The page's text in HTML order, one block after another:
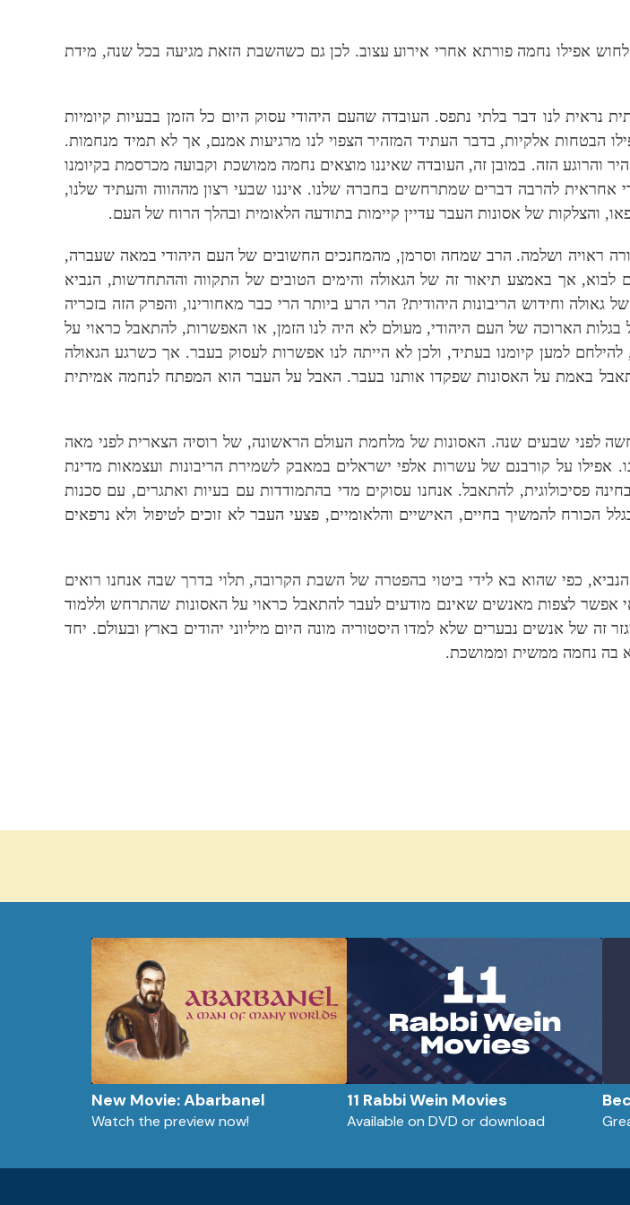
אפילו נחמה פורתא אחרי אירוע עצוב. לכן גם כשהשבת הזאת מגיעה בכל שנה, מידת
נראית לנו דבר בלתי נתפס. העובדה שהעם היהודי עסוק היום כל הזמן בבעיות קיומיות
הבטחות אלקיות, בדבר העתיד המזהיר הצפוי לנו מרגיעות אמנם, אך לא תמיד מנחמות.
והרוגע הזה. במובן זה, העובדה שאיננו מוצאים נחמה ממושכת וקבועה מכרסמת בקיומנו
אחראית להרבה דברים שמתרחשים בחברה שלנו. איננו שבעי רצון מההווה והעתיד שלנו,
והצלקות של אסונות העבר עדיין קיימות בתודעה הלאומית ובהלך הרוח של העם.
ראויה ושלמה. הרב שמחה וסרמן, מהמחנכים החשובים של העם היהודי במאה שעברה,
לבוא, אך באמצע תיאור זה של הגאולה והימים הטובים של התקווה וההתחדשות, הנביא
גאולה וחידוש הריבונות היהודית? הרי הרע ביותר הרי כבר מאחורינו, והפרק הזה בזכריה
הארוכה של העם היהודי, מעולם לא היה לנו הזמן, או האפשרות, להתאבל כראוי על
למען קיומנו בעתיד, ולכן לא הייתה לנו אפשרות לעסוק בעבר. אך כשרגע הגאולה
באמת על האסונות שפקדו אותנו בעבר. האבל על העבר הוא המפתח לנחמה אמיתית
לפני שבעים שנה. האסונות של מלחמת העולם הראשונה, של רוסיה הצארית לפני מאה
אפילו על קורבנם של עשרות אלפי ישראלים במאבק לשמירת הריבונות ועצמאות מדינת
פסיכולוגית, להתאבל. אנחנו עסוקים מדי בהתמודדות עם בעיות ואתגרים, עם סכנות
הכורח להמשיך בחיים, האישיים והלאומיים, פצעי העבר לא זוכים לטיפול ולא נרפאים
כפי שהוא בא לידי ביטוי בהפטרה של השבת הקרובה, תלוי בדרך שבה אנחנו רואים
אפשר לצפות מאנשים שאינם מודעים לעבר להתאבל כראוי על האסונות שהתרחש וללמוד
של אנשים נבערים שלא למדו היסטוריה מונה היום מיליוני יהודים בארץ ובעולם. יחד
בה נחמה ממשית וממושכת.
New Movie: Abarbanel
Watch the preview now!
11 Rabbi Wein Movies
Available on DVD or download